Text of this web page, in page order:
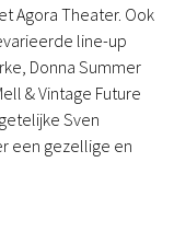
Agora Theater. Ook
line-up
Donna Summer
& Vintage Future
Sven
een gezellige en